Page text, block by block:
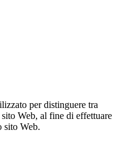
per distinguere tra
Web, al fine di effettuare
sito Web.